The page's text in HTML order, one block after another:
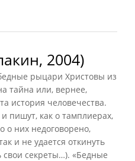
2004)
рыцари Христовы из
тайна или, вернее,
история человечества.
пишут, как о тамплиерах,
о них недоговорено,
и не удается откинуть
свои секреты…). «Бедные